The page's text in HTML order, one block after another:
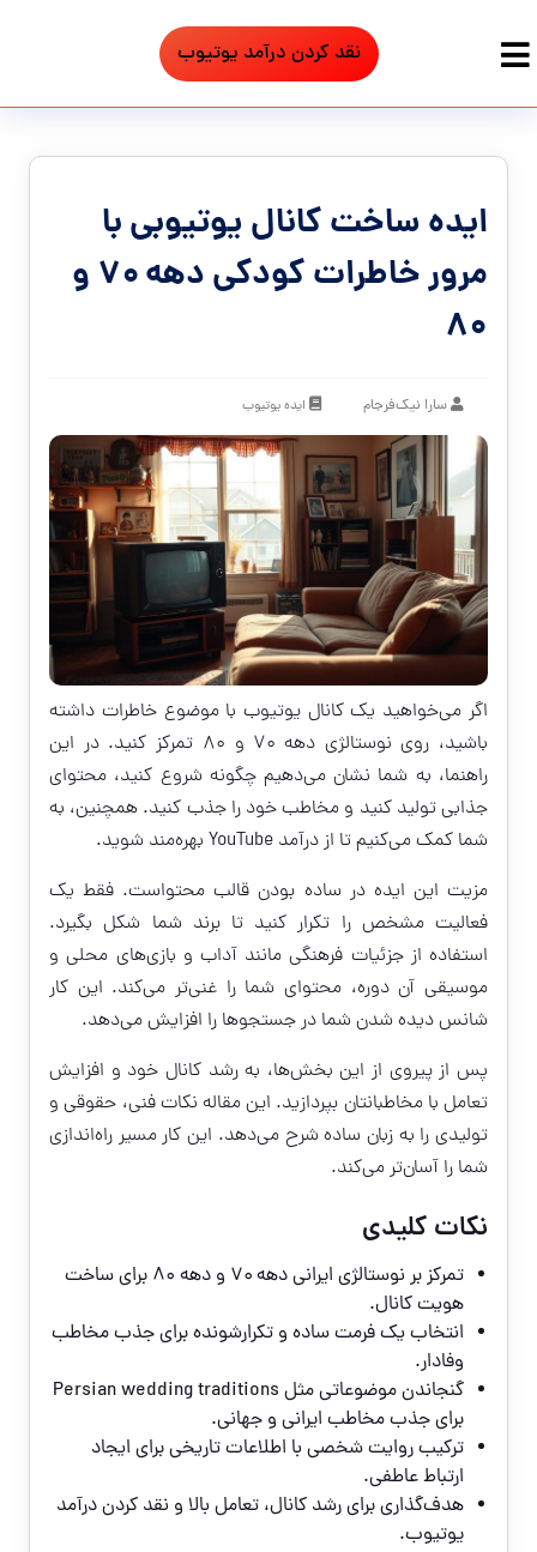
نقد کردن درآمد یوتیوب
ایده ساخت کانال یوتیوبی با
مرور خاطرات کودکی دهه ۷۰ و
۸۰
سارا نیک‌فرجام ایده یوتیوب
اگر می‌خواهید یک کانال یوتیوب با موضوع خاطرات داشته
باشید، روی نوستالژی دهه ۷۰ و ۸۰ تمرکز کنید. در این
راهنما، به شما نشان می‌دهیم چگونه شروع کنید، محتوای
جذابی تولید کنید و مخاطب خود را جذب کنید. همچنین، به
شما کمک می‌کنیم تا از درآمد YouTube بهره‌مند شوید.
مزیت این ایده در ساده بودن قالب محتواست. فقط یک
فعالیت مشخص را تکرار کنید تا برند شما شکل بگیرد.
استفاده از جزئیات فرهنگی مانند آداب و بازی‌های محلی و
موسیقی آن دوره، محتوای شما را غنی‌تر می‌کند. این کار
شانس دیده شدن شما در جستجوها را افزایش می‌دهد.
پس از پیروی از این بخش‌ها، به رشد کانال خود و افزایش
تعامل با مخاطبانتان بپردازید. این مقاله نکات فنی، حقوقی و
تولیدی را به زبان ساده شرح می‌دهد. این کار مسیر راه‌اندازی
شما را آسان‌تر می‌کند.
نکات کلیدی
تمرکز بر نوستالژی ایرانی دهه ۷۰ و دهه ۸۰ برای ساخت
هویت کانال.
انتخاب یک فرمت ساده و تکرارشونده برای جذب مخاطب
وفادار.
گنجاندن موضوعاتی مثل Persian wedding traditions
برای جذب مخاطب ایرانی و جهانی.
ترکیب روایت شخصی با اطلاعات تاریخی برای ایجاد
ارتباط عاطفی.
هدف‌گذاری برای رشد کانال، تعامل بالا و نقد کردن درآمد
یوتیوب.